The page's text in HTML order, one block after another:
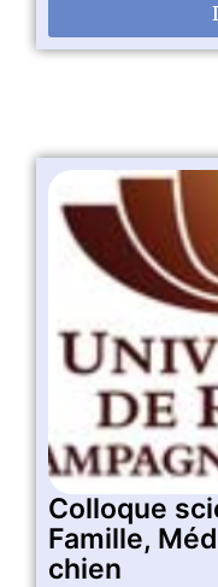
Colloque
Famille,
chien